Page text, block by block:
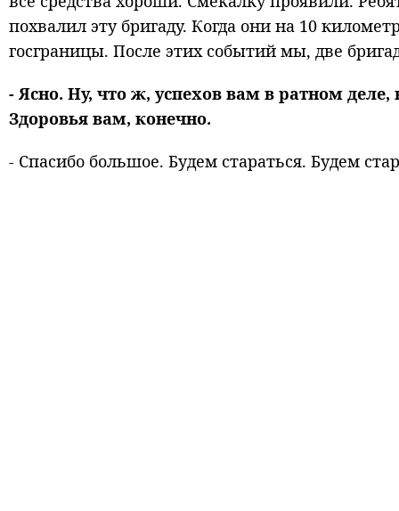
похвалил эту бригаду. Когда они на 10
госграницы. После этих событий мы, две
- Ясно. Ну, что ж, успехов вам в ратном
Здоровья вам, конечно.
- Спасибо большое. Будем стараться. Будем